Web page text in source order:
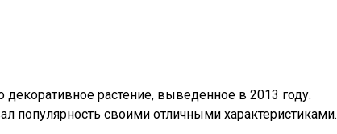
декоративное растение, выведенное в 2013 году.
популярность своими отличными характеристиками.